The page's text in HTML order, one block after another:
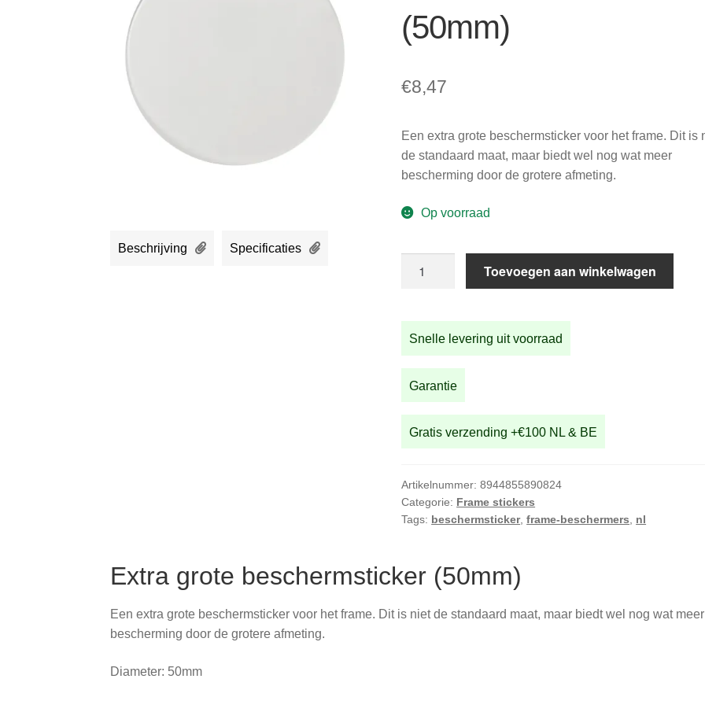
(50mm)
€8,47
Een extra grote beschermsticker voor het frame. Dit is
de standaard maat, maar biedt wel nog wat meer
bescherming door de grotere afmeting.
Op voorraad
(50mm)
aantal
Toevoegen aan winkelwagen
Snelle levering uit voorraad
Garantie
Gratis verzending +€100 NL & BE
Artikelnummer:8944855890824
Categorie: Frame stickers
Tags: beschermsticker,frame-beschermers nl
Beschrijving Specificaties
Extra grote beschermsticker (50mm)
Een extra grote beschermsticker voor het frame. Dit is niet de standaard maat, maar biedt wel nog wat meer
bescherming door de grotere afmeting.
Diameter: 50mm